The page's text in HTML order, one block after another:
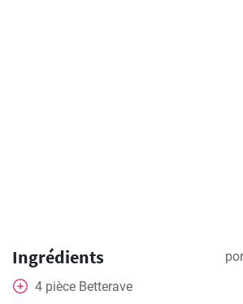
Ingrédients
4 pièce Betterave